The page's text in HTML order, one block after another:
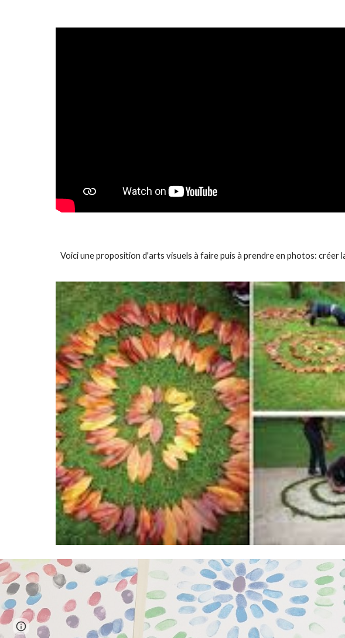
Voici une proposition d'arts visuels à faire puis à prendre en photos: créer
Page Report abuse